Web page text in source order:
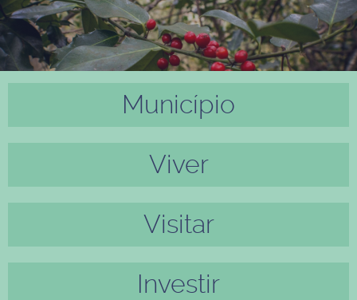
Município
Viver
Visitar
Investir